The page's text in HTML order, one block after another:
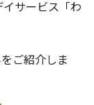
サービス「わ
ご紹介しま